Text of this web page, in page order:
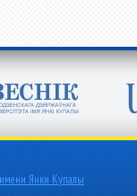
имени Янки Купалы